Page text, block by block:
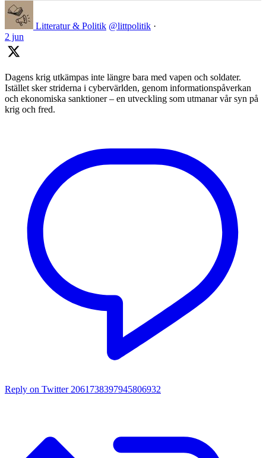
Litteratur & Politik @littpolitik ·
2 jun
Dagens krig utkämpas inte längre bara med vapen och soldater.
Istället sker striderna i cybervärlden, genom informationspåverkan
och ekonomiska sanktioner – en utveckling som utmanar vår syn på
krig och fred.
Reply on Twitter 2061738397945806932